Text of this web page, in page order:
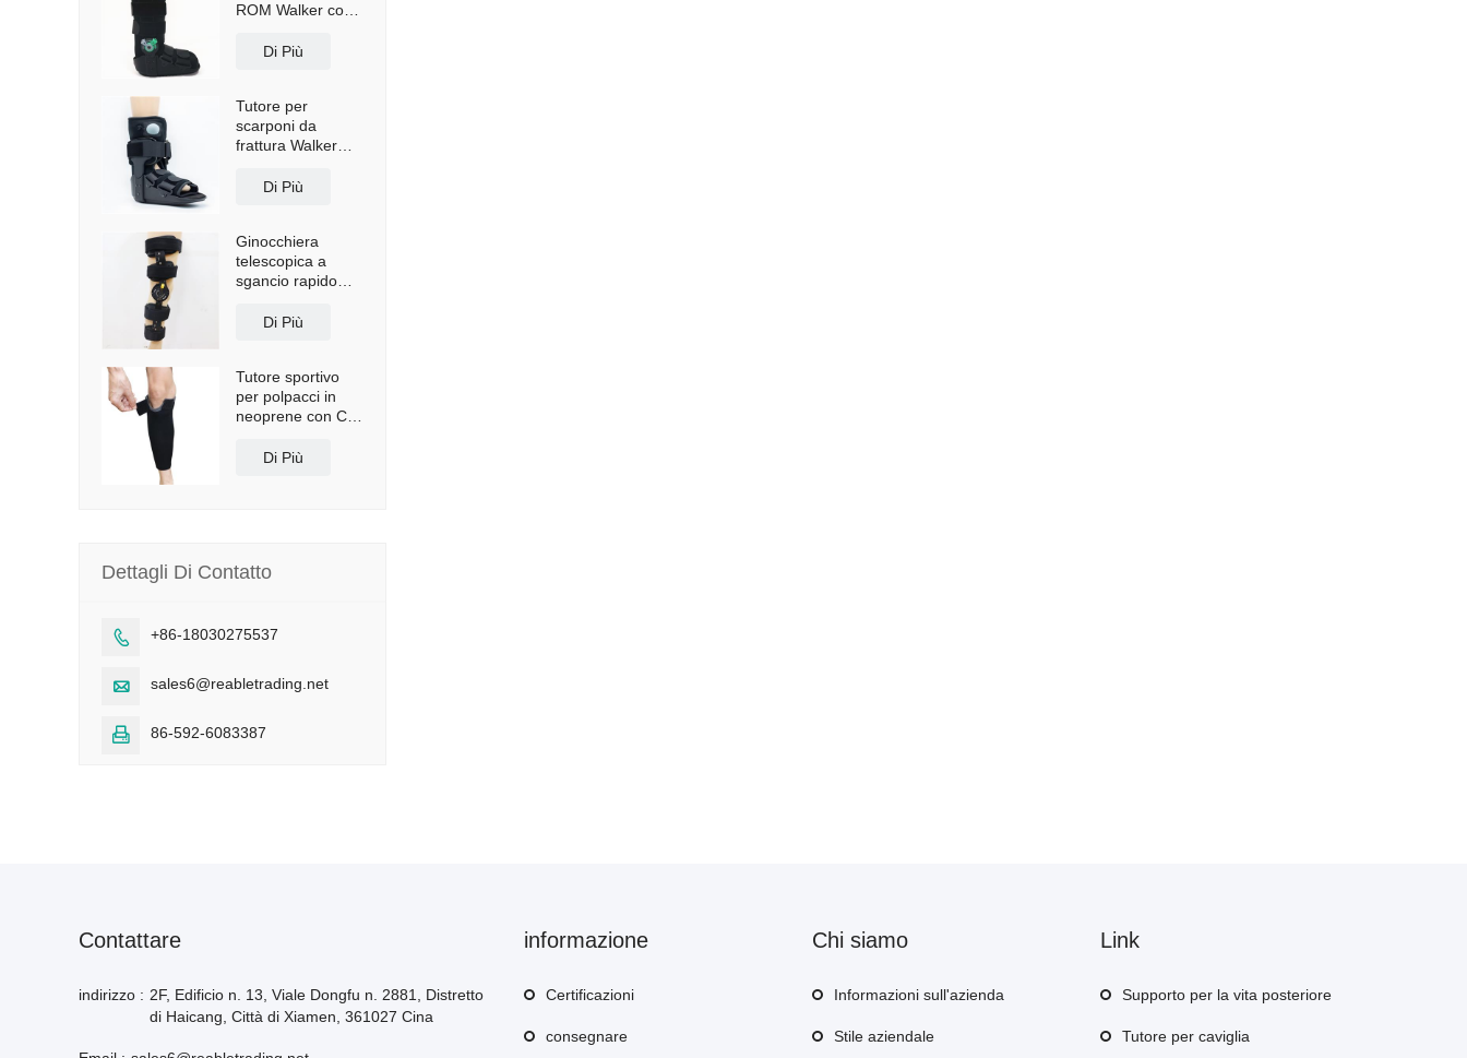
ROM Walker con
Di Più
Tutore per
scarponi da
frattura Walker
Di Più
Ginocchiera
telescopica a
sgancio rapido
Di Più
Tutore sportivo
per polpacci in
neoprene con CE
Di Più
Dettagli Di Contatto
 +86-18030275537
 sales6@reabletrading.net
 86-592-6083387
Contattare
indirizzo : 2F, Edificio n. 13, Viale Dongfu n. 2881, Distretto
di Haicang, Città di Xiamen, 361027 Cina
informazione
Certificazioni
consegnare
Chi siamo
Informazioni sull'azienda
Stile aziendale
Link
Supporto per la vita posteriore
Tutore per caviglia